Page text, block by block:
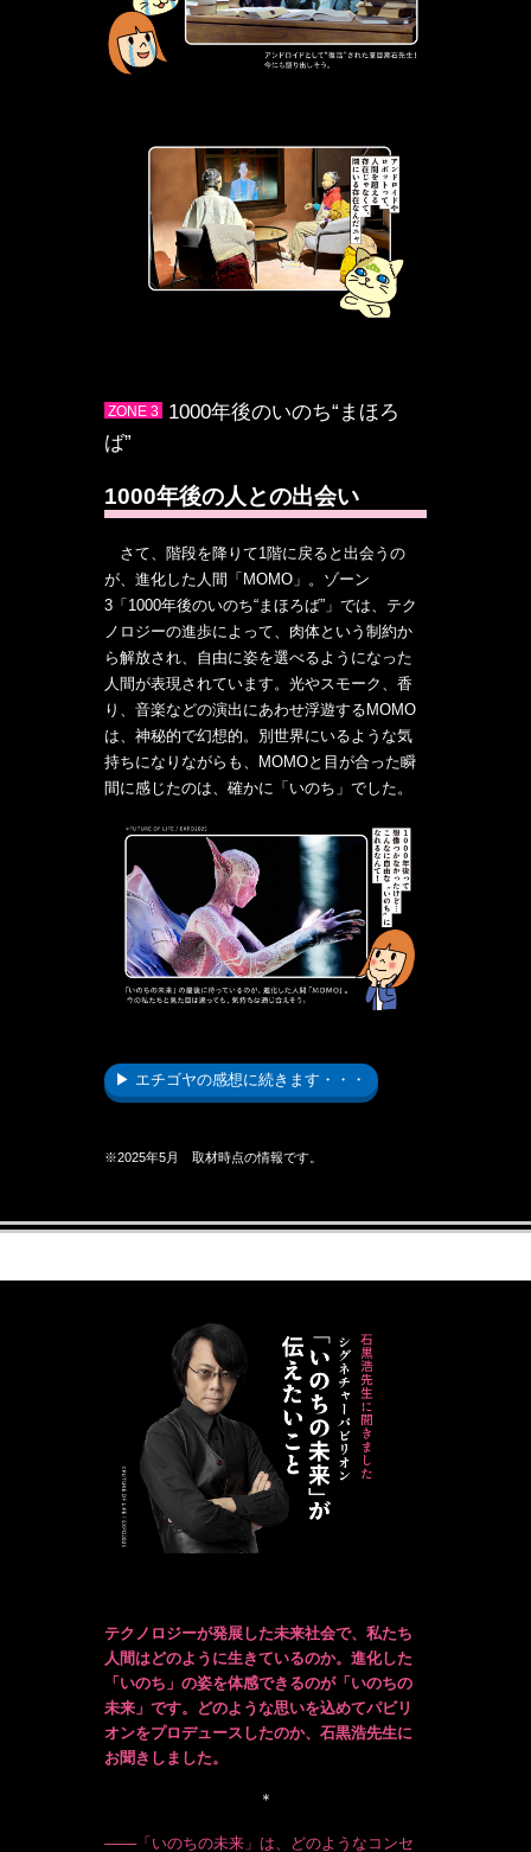
ZONE 3
1000年後のいのち“まほろ
ば”
1000年後の人との出会い
さて、階段を降りて1階に戻ると出会うの
が、進化した人間「MOMO」。ゾーン
3「1000年後のいのち“まほろば”」では、テク
ノロジーの進歩によって、肉体という制約か
ら解放され、自由に姿を選べるようになった
人間が表現されています。光やスモーク、香
り、音楽などの演出にあわせ浮遊するMOMO
は、神秘的で幻想的。別世界にいるような気
持ちになりながらも、MOMOと目が合った瞬
間に感じたのは、確かに「いのち」でした。
▶ エチゴヤの感想に続きます・・・
※2025年5月 取材時点の情報です。
テクノロジーが発展した未来社会で、私たち
人間はどのように生きているのか。進化した
「いのち」の姿を体感できるのが「いのちの
未来」です。どのような思いを込めてパビリ
オンをプロデュースしたのか、石黒浩先生に
お聞きしました。
＊
───「いのちの未来」は、どのようなコンセ